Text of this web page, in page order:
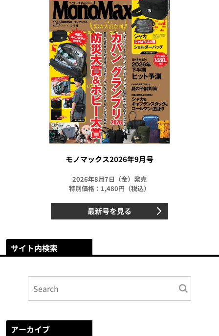
モノマックス2026年9月号
2026年8月7日（金）発売
特別価格：1,480円（税込）
最新号を見る
サイト内検索
アーカイブ